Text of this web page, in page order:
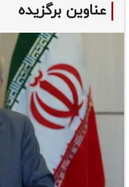
عناوین برگزیده